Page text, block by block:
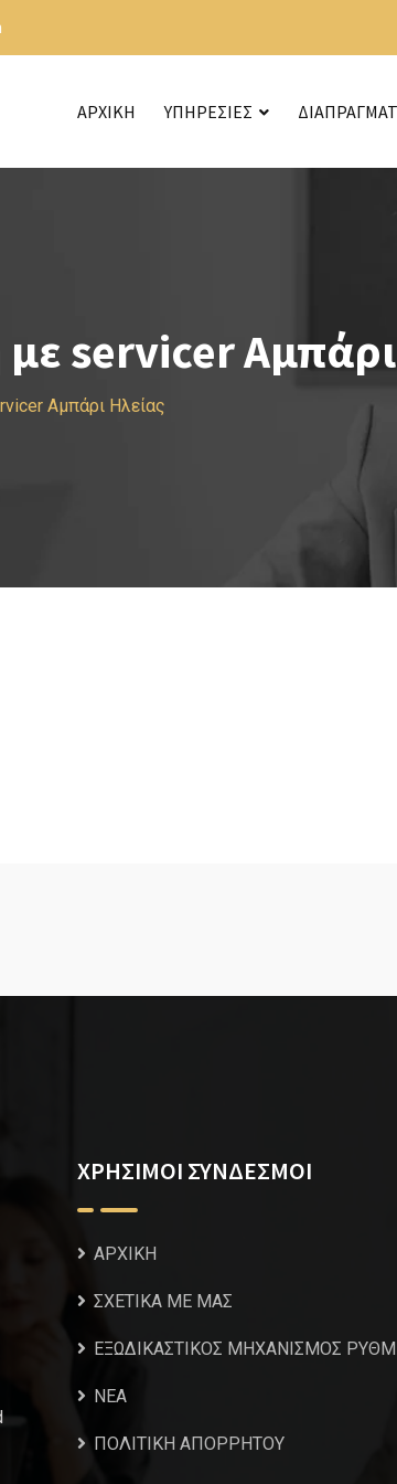
ΑΡΧΙΚΗ ΥΠΗΡΕΣΙΕΣ
servicer
Αμπάρι Ηλείας
ΧΡΗΣΙΜΟΙ ΣΥΝΔΕΣΜΟΙ
ΑΡΧΙΚΗ
ΣΧΕΤΙΚΑ ΜΕ ΜΑΣ
ΕΞΩΔΙΚΑΣΤΙΚΟΣ ΜΗΧΑΝΙΣΜΟΣ
NEA
ΠΟΛΙΤΙΚΗ ΑΠΟΡΡΗΤΟΥ